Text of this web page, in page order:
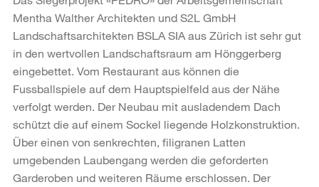
Mentha Walther Architekten und S2L GmbH
Landschaftsarchitekten BSLA SIA aus Zürich ist sehr gut
in den wertvollen Landschaftsraum am Hönggerberg
eingebettet. Vom Restaurant aus können die
Fussballspiele auf dem Hauptspielfeld aus der Nähe
verfolgt werden. Der Neubau mit ausladendem Dach
schützt die auf einem Sockel liegende Holzkonstruktion.
Über einen von senkrechten, filigranen Latten
umgebenden Laubengang werden die geforderten
Garderoben und weiteren Räume erschlossen. Der